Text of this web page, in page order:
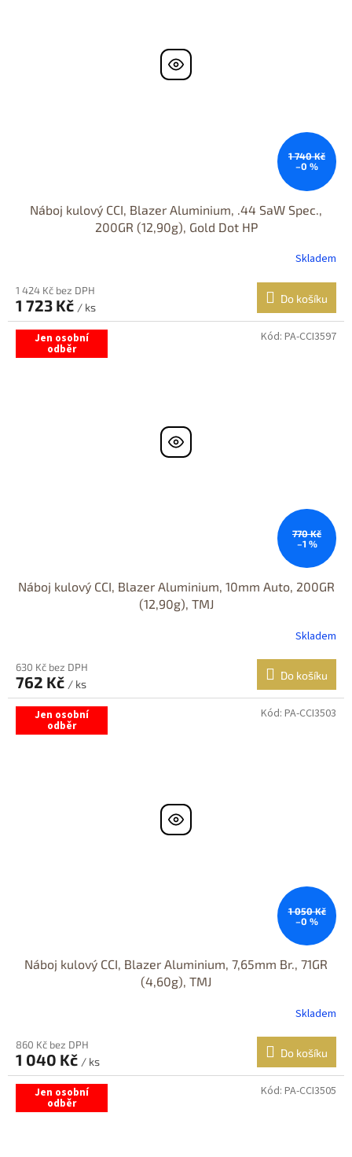
1 740 Kč
–0 %
Náboj kulový CCI, Blazer Aluminium, .44 SaW Spec.,
200GR (12,90g), Gold Dot HP
Skladem
1 424 Kč bez DPH
1 723 Kč / ks
Do košíku
Jen osobní
odběr
770 Kč
–1 %
Náboj kulový CCI, Blazer Aluminium, 10mm Auto, 200GR
(12,90g), TMJ
Skladem
630 Kč bez DPH
762 Kč / ks
Do košíku
Kód: PA-CCI3597
Jen osobní
odběr
1 050 Kč
–0 %
Náboj kulový CCI, Blazer Aluminium, 7,65mm Br., 71GR
(4,60g), TMJ
Skladem
860 Kč bez DPH
1 040 Kč / ks
Do košíku
Kód: PA-CCI3503
Jen osobní
odběr
Kód: PA-CCI3505